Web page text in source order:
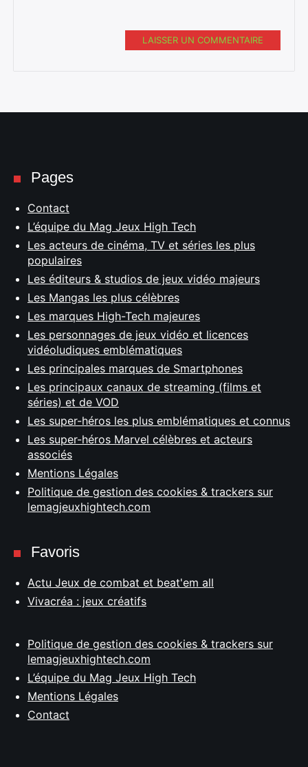
LAISSER UN COMMENTAIRE
Pages
Contact
L’équipe du Mag Jeux High Tech
Les acteurs de cinéma, TV et séries les plus
populaires
Les éditeurs & studios de jeux vidéo majeurs
Les Mangas les plus célèbres
Les marques High-Tech majeures
Les personnages de jeux vidéo et licences
vidéoludiques emblématiques
Les principales marques de Smartphones
Les principaux canaux de streaming (films et
séries) et de VOD
Les super-héros les plus emblématiques et connus
Les super-héros Marvel célèbres et acteurs
associés
Mentions Légales
Politique de gestion des cookies & trackers sur
lemagjeuxhightech.com
Favoris
Actu Jeux de combat et beat'em all
Vivacréa : jeux créatifs
Politique de gestion des cookies & trackers sur
lemagjeuxhightech.com
L’équipe du Mag Jeux High Tech
Mentions Légales
Contact